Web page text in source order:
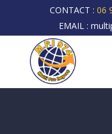
CONTACT :06
EMAIL :